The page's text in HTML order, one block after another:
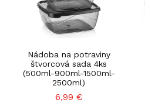
Nádoba na potraviny
štvorcová sada 4ks
(500ml-900ml-1500ml-
2500ml)
6,99 €